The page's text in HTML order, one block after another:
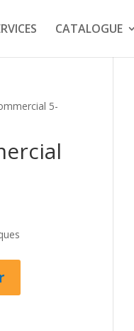
CATALOGUE
5-